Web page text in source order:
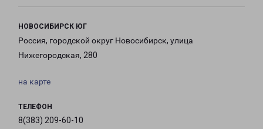
НОВОСИБИРСК ЮГ
Россия, городской округ Новосибирск, улица
Нижегородская, 280
на карте
ТЕЛЕФОН
8(383) 209-60-10